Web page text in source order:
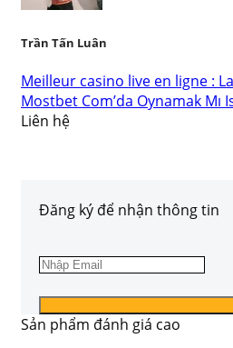
Trần Tấn Luân
Meilleur casino live en ligne :
Mostbet Com’da Oynamak Mı
Liên hệ
Đăng ký để nhận thông tin
Sản phẩm đánh giá cao